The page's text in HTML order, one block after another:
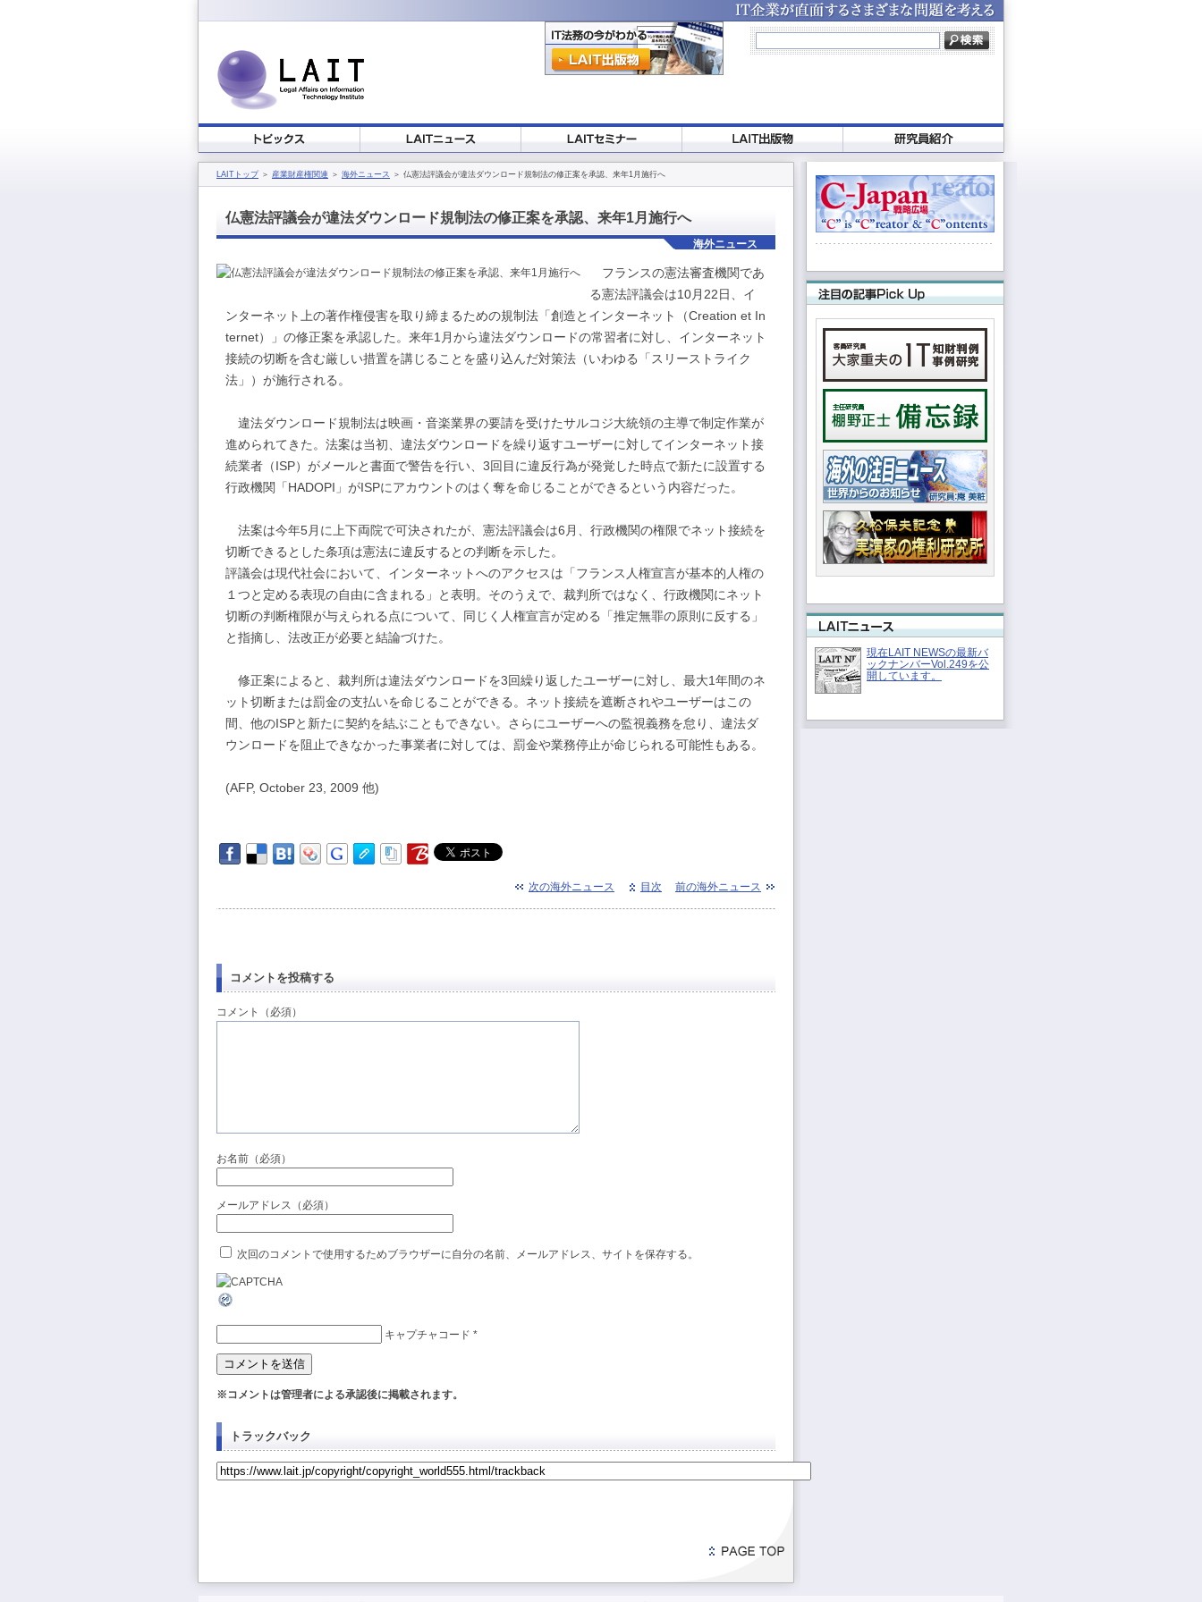
LAITトップ＞ 産業財産権関連 ＞ 海外ニュース ＞ 仏憲法評議会が違法ダウンロード規制法の修正案を承認、来年1月施行へ
仏憲法評議会が違法ダウンロード規制法の修正案を承認、来年1月施行へ
海外ニュース
フランスの憲法審査機関であ
る憲法評議会は10月22日、イ
ンターネット上の著作権侵害を取り締まるための規制法「創造とインターネット（Creation et In
ternet）」の修正案を承認した。来年1月から違法ダウンロードの常習者に対し、インターネット
接続の切断を含む厳しい措置を講じることを盛り込んだ対策法（いわゆる「スリーストライク
法」）が施行される。
違法ダウンロード規制法は映画・音楽業界の要請を受けたサルコジ大統領の主導で制定作業が
進められてきた。法案は当初、違法ダウンロードを繰り返すユーザーに対してインターネット接
続業者（ISP）がメールと書面で警告を行い、3回目に違反行為が発覚した時点で新たに設置する
行政機関「HADOPI」がISPにアカウントのはく奪を命じることができるという内容だった。
法案は今年5月に上下両院で可決されたが、憲法評議会は6月、行政機関の権限でネット接続を
切断できるとした条項は憲法に違反するとの判断を示した。
評議会は現代社会において、インターネットへのアクセスは「フランス人権宣言が基本的人権の
１つと定める表現の自由に含まれる」と表明。そのうえで、裁判所ではなく、行政機関にネット
切断の判断権限が与えられる点について、同じく人権宣言が定める「推定無罪の原則に反する」
と指摘し、法改正が必要と結論づけた。
修正案によると、裁判所は違法ダウンロードを3回繰り返したユーザーに対し、最大1年間のネ
ット切断または罰金の支払いを命じることができる。ネット接続を遮断されやユーザーはこの
間、他のISPと新たに契約を結ぶこともできない。さらにユーザーへの監視義務を怠り、違法ダ
ウンロードを阻止できなかった事業者に対しては、罰金や業務停止が命じられる可能性もある。
(AFP, October 23, 2009 他)
次の海外ニュース 目次 前の海外ニュース
コメントを投稿する
コメント（必須）
お名前（必須）
メールアドレス（必須）
次回のコメントで使用するためブラウザーに自分の名前、メールアドレス、サイトを保存する。
キャプチャコード *
※コメントは管理者による承認後に掲載されます。
トラックバック
現在LAIT NEWSの最新バ
ックナンバーVol.249を公
開しています。